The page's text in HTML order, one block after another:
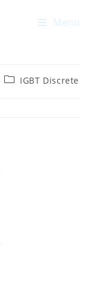
Menu
IGBT Discrete